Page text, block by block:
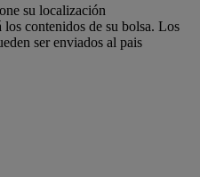
su localización
contenidos de su bolsa. Los
ser enviados al pais